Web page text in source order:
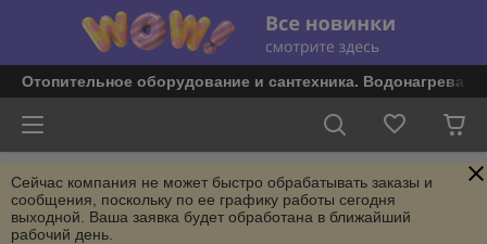
Отопительное оборудование и сантехника.
Сейчас компания не может быстро обрабатывать заказы и
сообщения, поскольку по ее графику работы сегодня
выходной. Ваша заявка будет обработана в ближайший
рабочий день.